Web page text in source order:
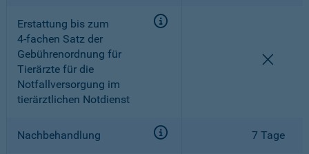
Erstattung bis zum
4-fachen Satz der
Gebührenordnung für
Tierärzte für die
Notfallversorgung im
tierärztlichen Notdienst
Nachbehandlung 7 Tage